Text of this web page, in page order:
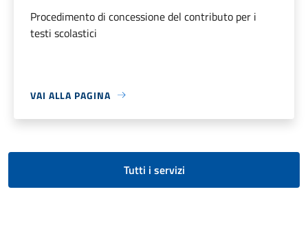
Procedimento di concessione del contributo per i
testi scolastici
VAI ALLA PAGINA
Tutti i servizi